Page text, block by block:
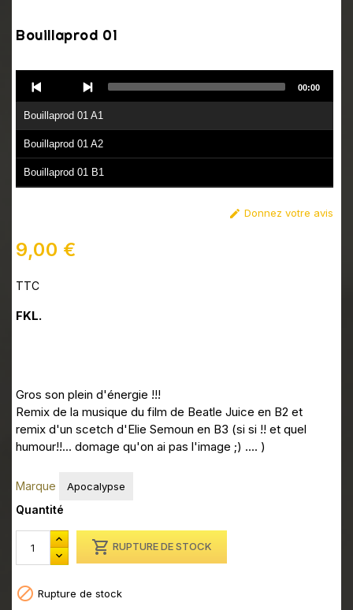
Bouillaprod 01
Player
Bouillaprod 01 A1
Bouillaprod 01 A2
Bouillaprod 01 B1
00:00
 Donnez votre avis
9,00 €
TTC
FKL.
Gros son plein d'énergie !!!
Remix de la musique du film de Beatle Juice en B2 et
remix d'un scetch d'Elie Semoun en B3 (si si !! et quel
humour!!... domage qu'on ai pas l'image ;) .... )
Marque Apocalypse
Quantité
 RUPTURE DE STOCK
 Rupture de stock